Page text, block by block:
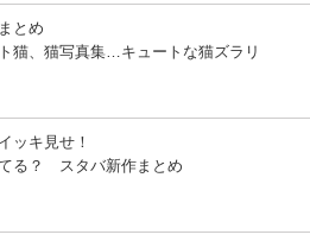
とめ
猫、猫写真集…キュートな猫ズラリ
ッキ見せ！
る？ スタバ新作まとめ